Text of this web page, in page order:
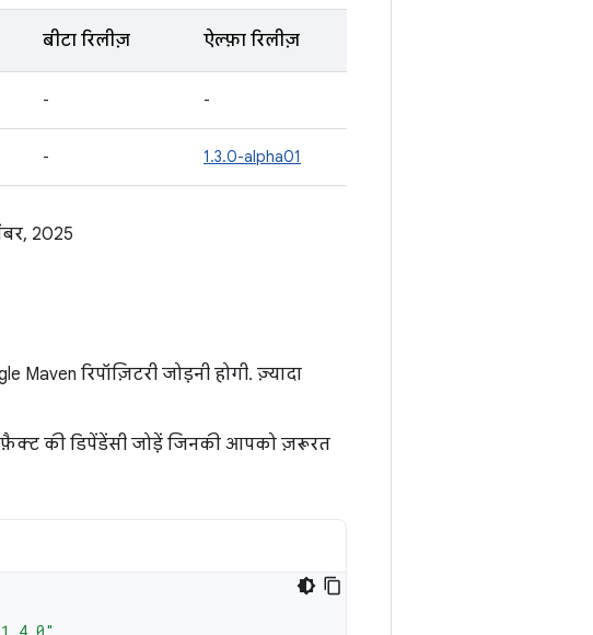
बीटा रिलीज़ ऐल्फ़ा रिलीज़
- -
- 1.3.0-alpha01
2025
रिपॉज़िटरी जोड़नी होगी. ज़्यादा
की डिपेंडेंसी जोड़ें जिनकी आपको ज़रूरत